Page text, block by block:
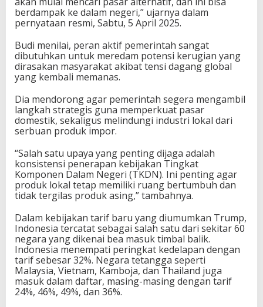
berdampak ke dalam negeri,” ujarnya dalam
pernyataan resmi, Sabtu, 5 April 2025.
Budi menilai, peran aktif pemerintah sangat
dibutuhkan untuk meredam potensi kerugian yang
dirasakan masyarakat akibat tensi dagang global
yang kembali memanas.
Dia mendorong agar pemerintah segera mengambil
langkah strategis guna memperkuat pasar
domestik, sekaligus melindungi industri lokal dari
serbuan produk impor.
“Salah satu upaya yang penting dijaga adalah
konsistensi penerapan kebijakan Tingkat
Komponen Dalam Negeri (TKDN). Ini penting agar
produk lokal tetap memiliki ruang bertumbuh dan
tidak tergilas produk asing,” tambahnya.
Dalam kebijakan tarif baru yang diumumkan Trump,
Indonesia tercatat sebagai salah satu dari sekitar 60
negara yang dikenai bea masuk timbal balik.
Indonesia menempati peringkat kedelapan dengan
tarif sebesar 32%. Negara tetangga seperti
Malaysia, Vietnam, Kamboja, dan Thailand juga
masuk dalam daftar, masing-masing dengan tarif
24%, 46%, 49%, dan 36%.